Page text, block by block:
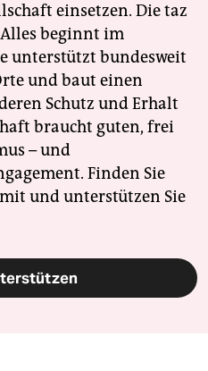
einsetzen. Die taz
beginnt im
unterstützt bundesweit
und baut einen
Schutz und Erhalt
braucht guten, frei
– und
Finden Sie
und unterstützen Sie